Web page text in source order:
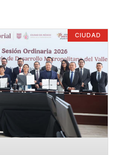
CIUDAD